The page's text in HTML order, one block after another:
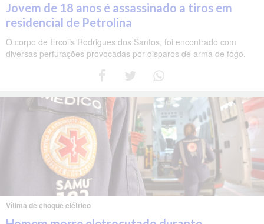
Jovem de 18 anos é assassinado a tiros em
residencial de Petrolina
O corpo de Ercolis Rodrigues dos Santos, foi encontrado com
diversas perfurações provocadas por disparos de arma de fogo.
Vítima de choque elétrico